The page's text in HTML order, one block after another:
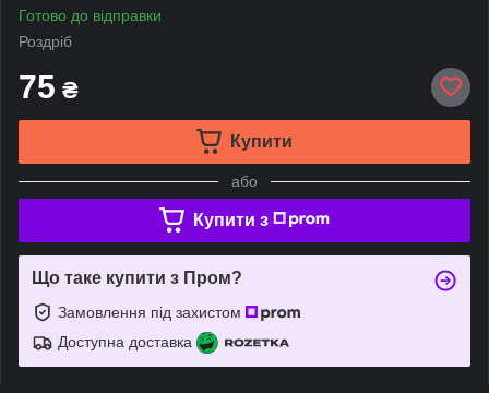
Готово до відправки
Роздріб
75 ₴
Купити
або
Купити з
Що таке купити з Пром?
Замовлення під захистом
Доступна доставка